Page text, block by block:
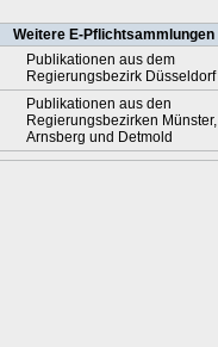
Weitere E-Pflichtsammlungen
Publikationen aus dem
Regierungsbezirk Düsseldorf
Publikationen aus den
Regierungsbezirken Münster,
Arnsberg und Detmold